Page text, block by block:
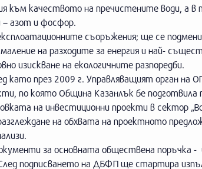
към качеството на пречистените води, а в
– азот и фосфор.
съоръжения; ще се
на разходите за енергия и най-
изискване на екологичните разпоредби.
като през 2009 г. Управляващият орган на
по която Община Казанлък бе подготвила
на инвестиционни проекти в сектор
на обхвата на проектното
за основната обществена поръчка -
подписването на ДБФП ще стартира